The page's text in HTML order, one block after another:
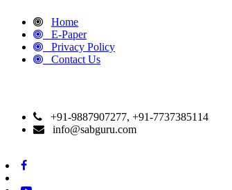
Home
E-Paper
Privacy Policy
Contact Us
+91-9887907277, +91-7737385114
info@sabguru.com